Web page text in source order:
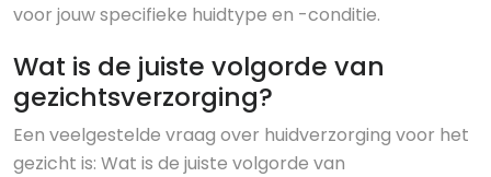
voor jouw specifieke huidtype en -conditie.
Wat is de juiste volgorde van
gezichtsverzorging?
Een veelgestelde vraag over huidverzorging voor het
gezicht is: Wat is de juiste volgorde van